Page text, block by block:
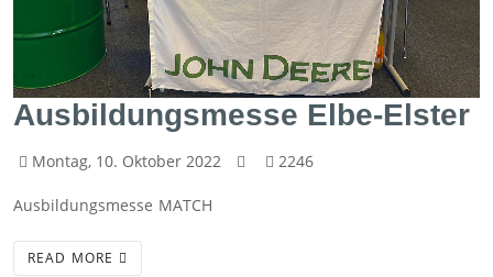
Ausbildungsmesse Elbe-Elster
Montag, 10. Oktober 2022 2246
Ausbildungsmesse MATCH
READ MORE